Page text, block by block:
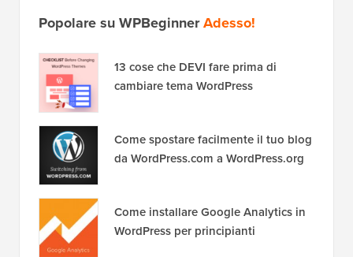
Popolare su WPBeginnerAdesso!
13 cose che DEVI fare prima di
cambiare tema WordPress
Come spostare facilmente il tuo blog
da WordPress.com a WordPress.org
Come installare Google Analytics in
WordPress per principianti